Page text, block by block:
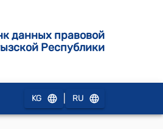
данных правовой
Республики
KG RU